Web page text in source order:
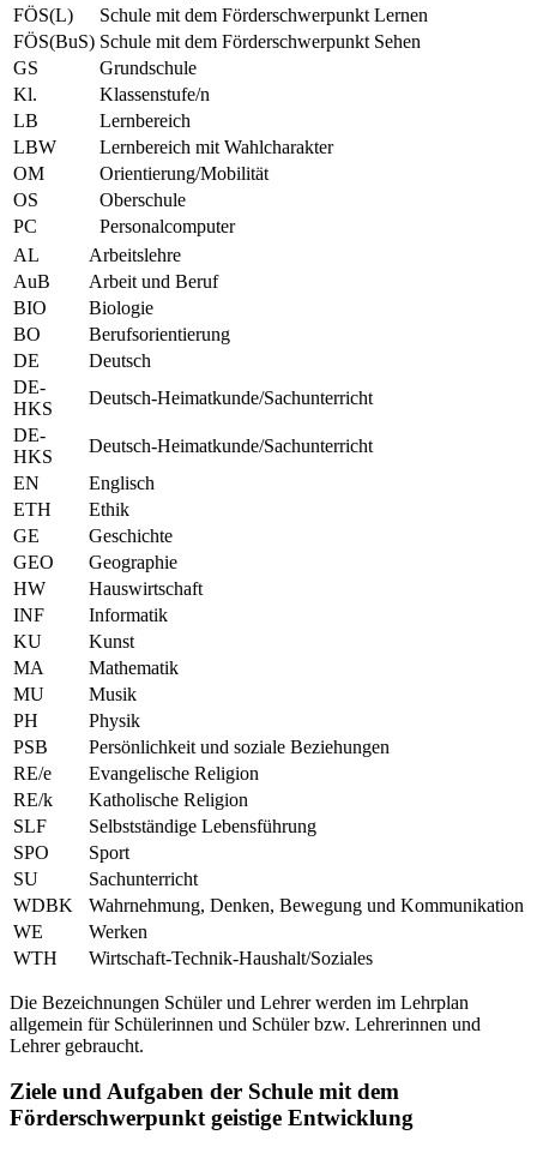
FÖS(L)
Schule mit dem Förderschwerpunkt Lernen
FÖS(BuS) Schule mit dem Förderschwerpunkt Sehen
GS
Grundschule
Kl.
Klassenstufe/n
LB
Lernbereich
LBW
Lernbereich mit Wahlcharakter
OM
Orientierung/Mobilität
OS
Oberschule
PC
Personalcomputer
AL
Arbeitslehre
AuB
Arbeit und Beruf
BIO
Biologie
BO
Berufsorientierung
DE
Deutsch
DE-
HKS
Deutsch-Heimatkunde/Sachunterricht
DE-
HKS
Deutsch-Heimatkunde/Sachunterricht
EN
Englisch
ETH
Ethik
GE
Geschichte
GEO
Geographie
HW
Hauswirtschaft
INF
Informatik
KU
Kunst
MA
Mathematik
MU
Musik
PH
Physik
PSB
Persönlichkeit und soziale Beziehungen
RE/e
Evangelische Religion
RE/k
Katholische Religion
SLF
Selbstständige Lebensführung
SPO
Sport
SU
Sachunterricht
WDBK
Wahrnehmung, Denken, Bewegung und Kommunikation
WE
Werken
WTH
Wirtschaft-Technik-Haushalt/Soziales
Die Bezeichnungen Schüler und Lehrer werden im Lehrplan
allgemein für Schülerinnen und Schüler bzw. Lehrerinnen und
Lehrer gebraucht.
Ziele und Aufgaben der Schule mit dem
Förderschwerpunkt geistige Entwicklung